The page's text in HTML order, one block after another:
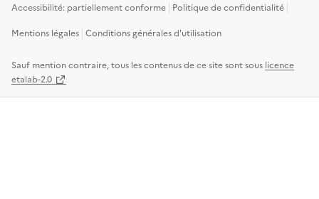
Accessibilité: partiellement conforme Politique de confidentialité
Mentions légales Conditions générales d'utilisation
Sauf mention contraire, tous les contenus de ce site sont sous licence
etalab-2.0